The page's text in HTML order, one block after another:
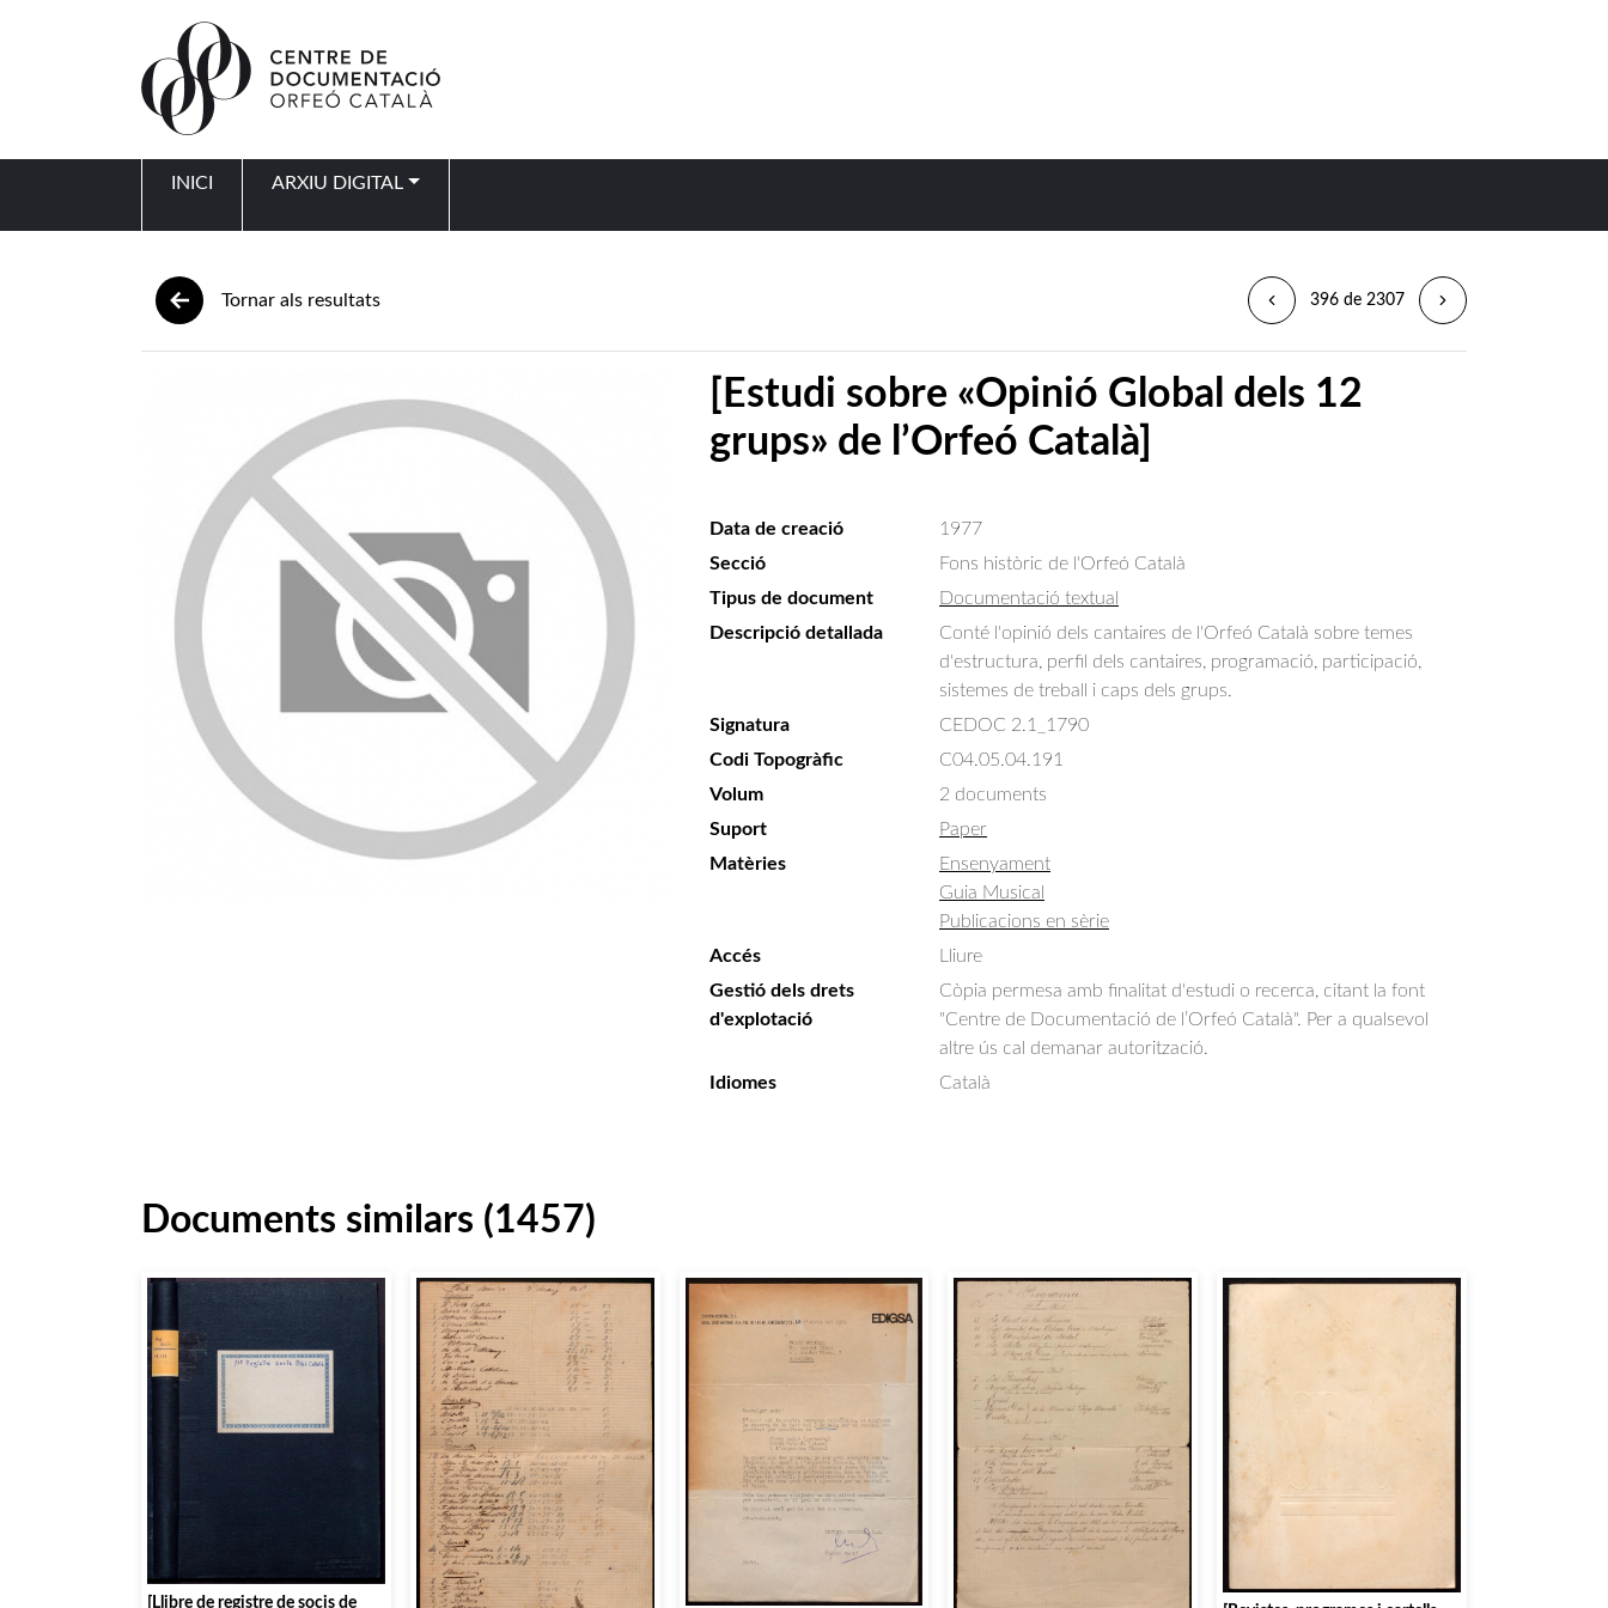
INICI ARXIU DIGITAL
Tornar als resultats 396 de 2307
[Estudi sobre «Opinió Global dels 12
grups» de l’Orfeó Català]
Data de creació
1977
Secció
Fons històric de l'Orfeó Català
Tipus de document
Documentació textual
Descripció detallada
Conté l'opinió dels cantaires de l'Orfeó Català sobre temes
d'estructura, perfil dels cantaires, programació, participació,
sistemes de treball i caps dels grups.
Signatura
CEDOC 2.1_1790
Codi Topogràfic
C04.05.04.191
Volum
2 documents
Suport
Paper
Matèries
Ensenyament
Guia Musical
Publicacions en sèrie
Accés
Lliure
Gestió dels drets
d'explotació
Còpia permesa amb finalitat d'estudi o recerca, citant la font
"Centre de Documentació de l’Orfeó Català". Per a qualsevol
altre ús cal demanar autorització.
Idiomes
Català
Documents similars (1457)
[Llibre de registre de socis de